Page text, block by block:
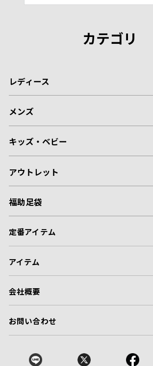
カテゴリ
レディース
メンズ
キッズ・ベビー
アウトレット
福助足袋
定番アイテム
アイテム
会社概要
お問い合わせ